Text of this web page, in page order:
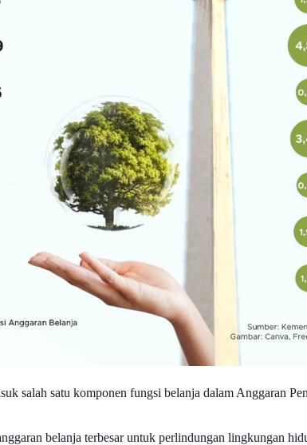
salah satu komponen fungsi belanja dalam Anggaran
belanja terbesar untuk perlindungan lingkungan